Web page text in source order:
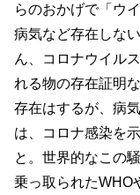
らのおかげで「ウ
病気など存在しな
ん、コロナウイル
れる物の存在証明
存在はするが、病
は、コロナ感染を
と。世界的なこの
乗っ取られたWHO